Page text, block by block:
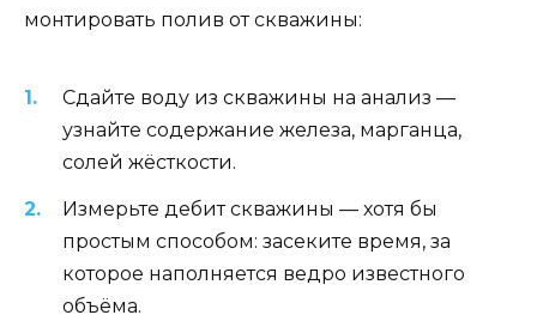
монтировать полив от скважины:
Сдайте воду из скважины на анализ —
узнайте содержание железа, марганца,
солей жёсткости.
Измерьте дебит скважины — хотя бы
простым способом: засеките время, за
которое наполняется ведро известного
объёма.